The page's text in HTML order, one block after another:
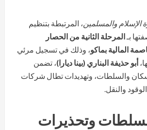
الإسلام والمسلمين، المرتبطة بتنظيم
بـالمرحلة الثانية من الحصار
المالية بماكو، وذلك في تسجيل مرئي
أبو حذيفة البناري (بينا ديارا)، تضمن
والسلطات، وتهديدات تطال شركات
والنقل.
وتحذيرات